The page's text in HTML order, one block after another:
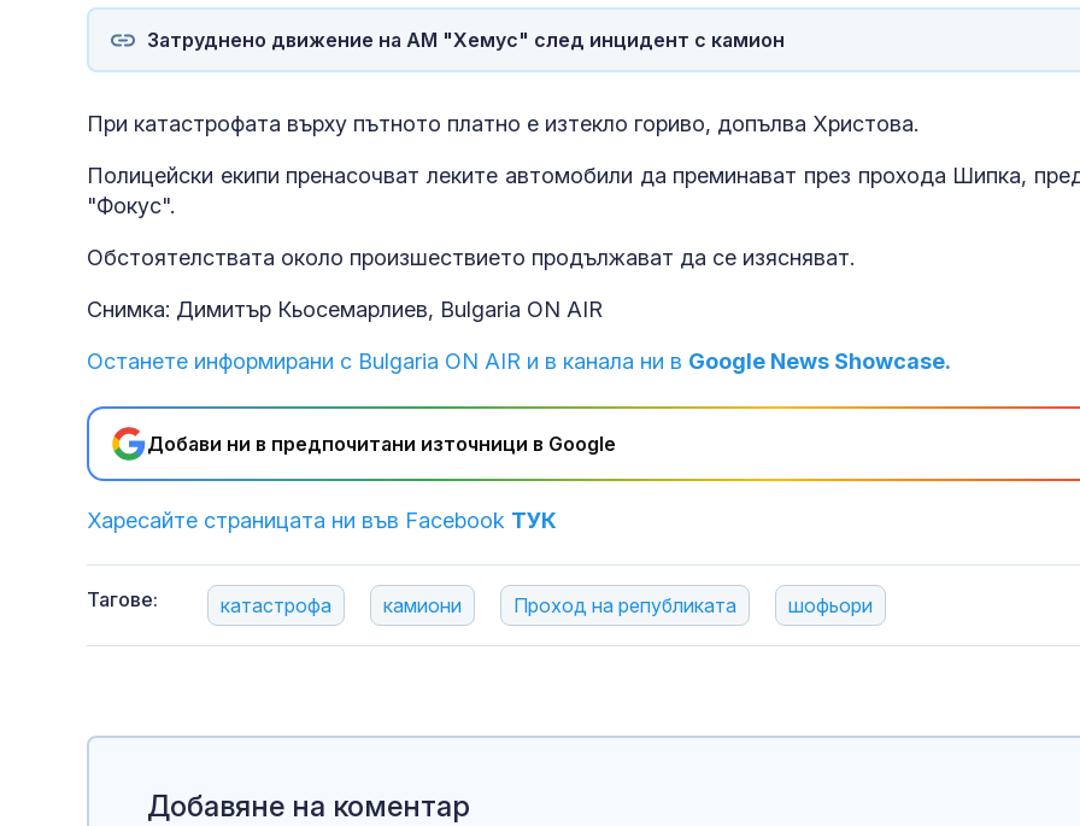
Затруднено движение на АМ "Хемус" след инцидент с камион
При катастрофата върху пътното платно е изтекло гориво, допълва Христова.
Полицейски екипи пренасочват леките автомобили да преминават през прохода Шипка,
"Фокус".
Обстоятелствата около произшествието продължават да се изясняват.
Снимка: Димитър Кьосемарлиев, Bulgaria ON AIR
Останете информирани с Bulgaria ON AIR и в канала ни в Google News Showcase.
Добави ни в предпочитани източници в Google
Харесайте страницата ни във Facebook ТУК
Тагове: катастрофа камиони Проход на републиката шофьори
ускоряване
Добавяне на коментар